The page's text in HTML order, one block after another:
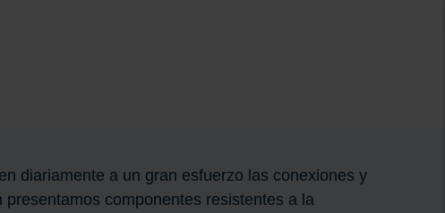
diariamente a un gran esfuerzo las conexiones y
componentes resistentes a la